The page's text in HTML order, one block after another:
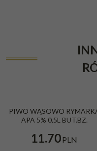
PIWO WĄSOWO
APA 5% 0,5L BUT.BZ.
11.70PLN